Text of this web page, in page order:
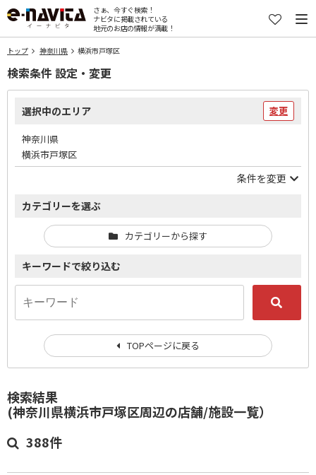
さぁ、今すぐ検索！
ナビタに掲載されている
地元のお店の情報が満載！
トップ 神奈川県 横浜市戸塚区
検索結果
(神奈川県横浜市戸塚区周辺の店舗/施設一覧）
388件
検索条件 設定・変更
選択中のエリア 変更
神奈川県
横浜市戸塚区
条件を変更
カテゴリーを選ぶ
カテゴリーから探す
キーワードで絞り込む
TOPページに戻る